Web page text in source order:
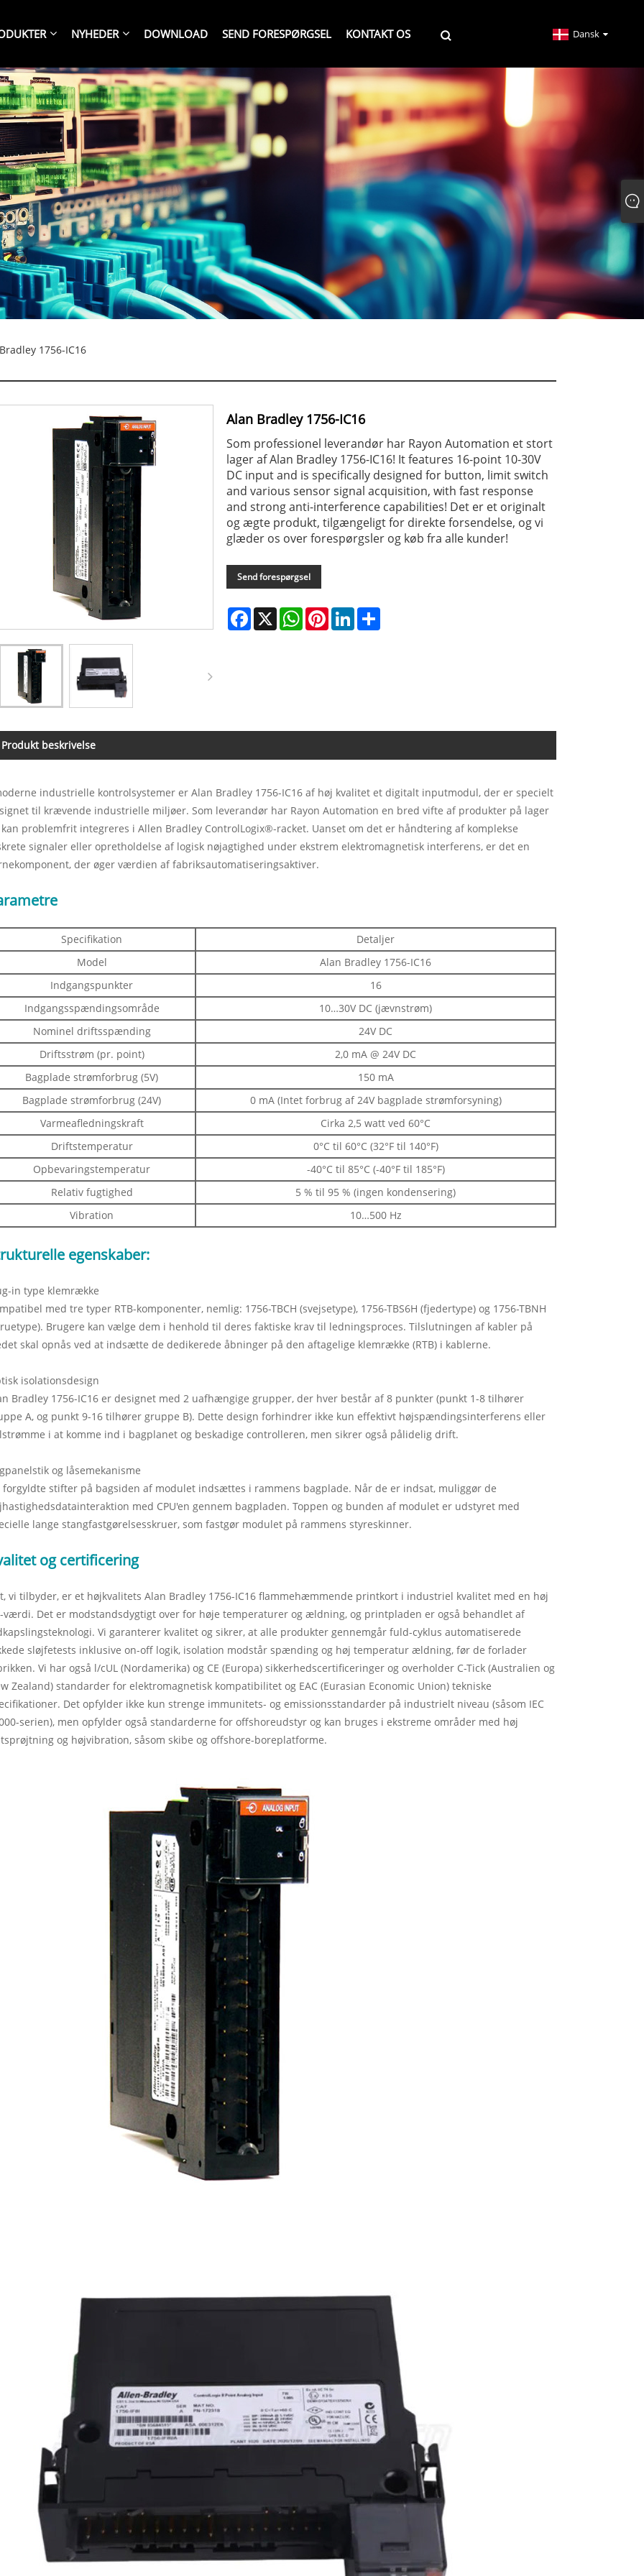
NYHEDER DOWNLOAD SEND FORESPØRGSEL KONTAKT OS Dansk
1756-IC16
Alan Bradley 1756-IC16
Som professionel leverandør har Rayon Automation et stort
lager af Alan Bradley 1756-IC16! It features 16-point 10-30V
DC input and is specifically designed for button, limit switch
and various sensor signal acquisition, with fast response
and strong anti-interference capabilities! Det er et originalt
og ægte produkt, tilgængeligt for direkte forsendelse, og vi
glæder os over forespørgsler og køb fra alle kunder!
Send forespørgsel
Facebook
X WhatsAppPinterestLinkedInShare
Produkt beskrivelse
industrielle kontrolsystemer er Alan Bradley 1756-IC16 af høj kvalitet et digitalt inputmodul, der er specielt
til krævende industrielle miljøer. Som leverandør har Rayon Automation en bred vifte af produkter på lager
problemfrit integreres i Allen Bradley ControlLogix®-racket. Uanset om det er håndtering af komplekse
signaler eller opretholdelse af logisk nøjagtighed under ekstrem elektromagnetisk interferens, er det en
der øger værdien af ​​fabriksautomatiseringsaktiver.
Specifikation
Detaljer
Model
Alan Bradley 1756-IC16
Indgangspunkter
16
Indgangsspændingsområde
10…30V DC (jævnstrøm)
Nominel driftsspænding
24V DC
Driftsstrøm (pr. point)
2,0 mA @ 24V DC
Bagplade strømforbrug (5V)
150 mA
Bagplade strømforbrug (24V)
0 mA (Intet forbrug af 24V bagplade strømforsyning)
Varmeafledningskraft
Cirka 2,5 watt ved 60°C
Driftstemperatur
0°C til 60°C (32°F til 140°F)
Opbevaringstemperatur
-40°C til 85°C (-40°F til 185°F)
Relativ fugtighed
5 % til 95 % (ingen kondensering)
Vibration
10…500 Hz
egenskaber:
in type klemrække
med tre typer RTB-komponenter, nemlig: 1756-TBCH (svejsetype), 1756-TBS6H (fjedertype) og 1756-TBNH
Brugere kan vælge dem i henhold til deres faktiske krav til ledningsproces. Tilslutningen af ​​kabler på
skal opnås ved at indsætte de dedikerede åbninger på den aftagelige klemrække (RTB) i kablerne.
isolationsdesign
Bradley 1756-IC16 er designet med 2 uafhængige grupper, der hver består af 8 punkter (punkt 1-8 tilhører
A, og punkt 9-16 tilhører gruppe B). Dette design forhindrer ikke kun effektivt højspændingsinterferens eller
i at komme ind i bagplanet og beskadige controlleren, men sikrer også pålidelig drift.
og låsemekanisme
forgyldte stifter på bagsiden af ​​modulet indsættes i rammens bagplade. Når de er indsat, muliggør de
med CPU'en gennem bagpladen. Toppen og bunden af ​​modulet er udstyret med
lange stangfastgørelsesskruer, som fastgør modulet på rammens styreskinner.
og certificering
vi tilbyder, er et højkvalitets Alan Bradley 1756-IC16 flammehæmmende printkort i industriel kvalitet med en høj
værdi. Det er modstandsdygtigt over for høje temperaturer og ældning, og printpladen er også behandlet af
Vi garanterer kvalitet og sikrer, at alle produkter gennemgår fuld-cyklus automatiserede
sløjfetests inklusive on-off logik, isolation modstår spænding og høj temperatur ældning, før de forlader
Vi har også l/cUL (Nordamerika) og CE (Europa) sikkerhedscertificeringer og overholder C-Tick (Australien og
Zealand) standarder for elektromagnetisk kompatibilitet og EAC (Eurasian Economic Union) tekniske
Det opfylder ikke kun strenge immunitets- og emissionsstandarder på industrielt niveau (såsom IEC
serien), men opfylder også standarderne for offshoreudstyr og kan bruges i ekstreme områder med høj
og højvibration, såsom skibe og offshore-boreplatforme.